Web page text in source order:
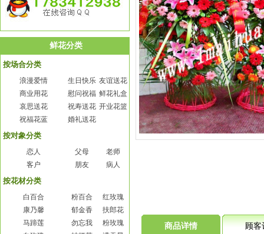
鲜花分类
按场合分类
浪漫爱情 生日快乐 友谊送花
商业用花
慰问祝福 鲜花礼盒
哀思送花
祝寿送花 开业花篮
祝福花蓝
婚礼送花
按对象分类
恋人 父母
老师
客户
朋友 病人
按花材分类
白百合 粉百合
红玫瑰
康乃馨
郁金香
扶郎花
马蹄莲
勿忘我
粉玫瑰
商品详情 顾客